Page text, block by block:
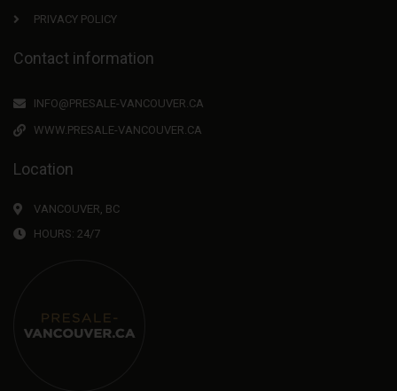
PRIVACY POLICY
Contact information
INFO@PRESALE-VANCOUVER.CA
WWW.PRESALE-VANCOUVER.CA
Location
VANCOUVER, BC
HOURS: 24/7